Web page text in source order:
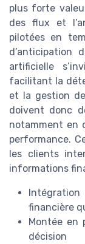
plus forte
des flux et
pilotées en
d’anticipation
artificielle
facilitant la
et la gestion
doivent donc
notamment en
performance.
les clients
informations
financière
Montée en
décision